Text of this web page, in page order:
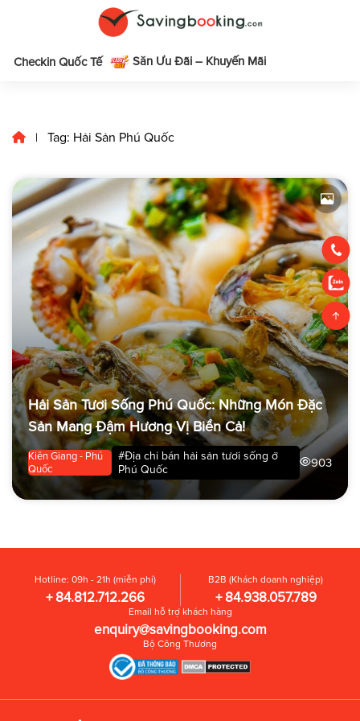
Checkin Quốc Tế Săn Ưu Đãi – Khuyến Mãi
| Tag: Hải Sản Phú Quốc
Hải Sản Tươi Sống Phú Quốc: Những Món Đặc
Sản Mang Đậm Hương Vị Biển Cả!
Kiên Giang - Phú
Quốc
#Địa chỉ bán hải sản tươi sống ở
Phú Quốc
903
Hotline: 09h - 21h (miễn phí)
+ 84.812.712.266
B2B (Khách doanh nghiệp)
+ 84.938.057.789
Email hỗ trợ khách hàng
enquiry@savingbooking.com
Bộ Công Thương